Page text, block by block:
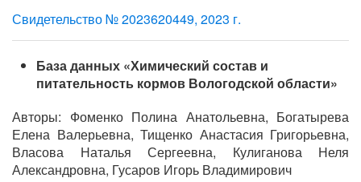
Свидетельство № 2023620449, 2023 г.
База данных «Химический состав и
питательность кормов Вологодской области»
Авторы: Фоменко Полина Анатольевна, Богатырева
Елена Валерьевна, Тищенко Анастасия Григорьевна,
Власова Наталья Сергеевна, Кулиганова Неля
Александровна, Гусаров Игорь Владимирович